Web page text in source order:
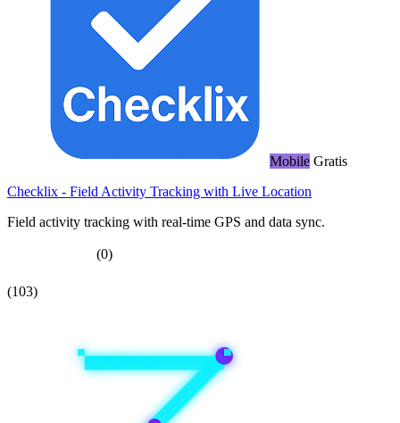
Mobile Gratis
Checklix - Field Activity Tracking with Live Location
Field activity tracking with real-time GPS and data sync.
(0)
(103)